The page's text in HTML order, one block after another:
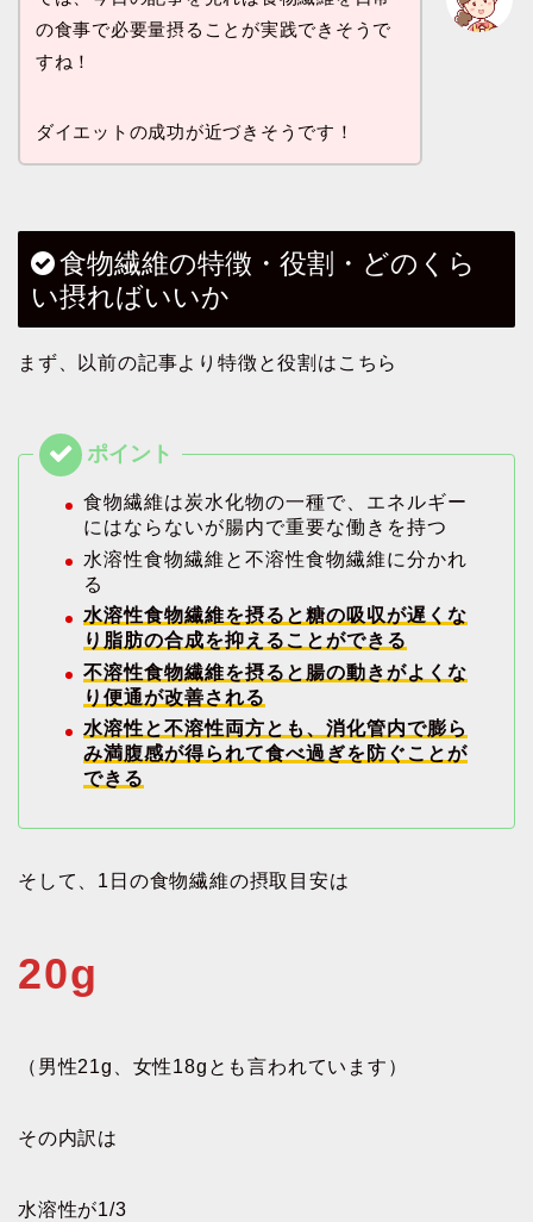
の食事で必要量摂ることが実践できそうで
すね！
ダイエットの成功が近づきそうです！
食物繊維の特徴・役割・どのくら
い摂ればいいか
まず、以前の記事より特徴と役割はこちら
食物繊維は炭水化物の一種で、エネルギー
にはならないが腸内で重要な働きを持つ
水溶性食物繊維と不溶性食物繊維に分かれ
る
水溶性食物繊維を摂ると糖の吸収が遅くな
り脂肪の合成を抑えることができる
不溶性食物繊維を摂ると腸の動きがよくな
り便通が改善される
水溶性と不溶性両方とも、消化管内で膨ら
み満腹感が得られて食べ過ぎを防ぐことが
できる
そして、1日の食物繊維の摂取目安は
20g
（男性21g、女性18gとも言われています）
その内訳は
水溶性が1/3